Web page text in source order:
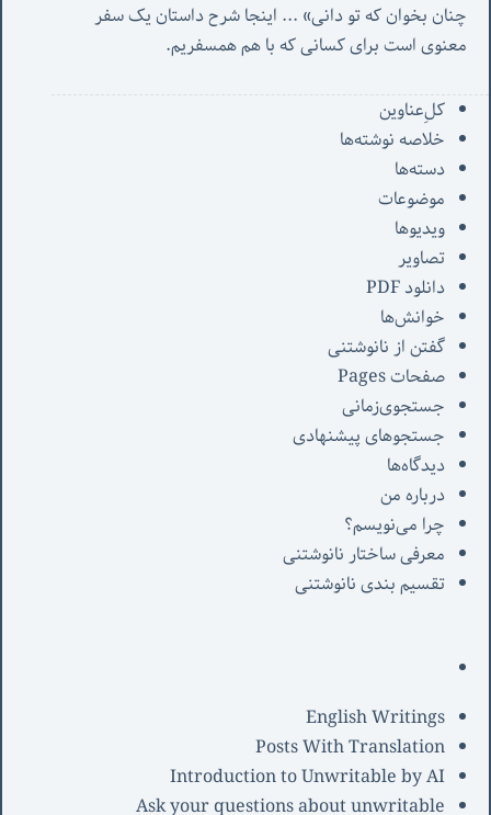
چنان بخوان که تو دانی» ...
معنوی است برای کسانی که با هم همسفریم.
کل‌ِعناوین
خلاصه نوشته‌ها
دسته‌ها
موضوعات
ویدیوها
تصاویر
دانلود PDF
خوانش‌ها
گفتن از نانوشتنی
صفحات Pages
جستجوی‌زمانی
جستجوهای پیشنهادی
دیدگاه‌ها
درباره من
چرا می‌نویسم؟
معرفی‌ ساختار نانوشتنی
تقسیم بندی نانوشتنی
English Writings
Posts With Translation
Introduction to Unwritable by AI
Ask your questions about unwritable